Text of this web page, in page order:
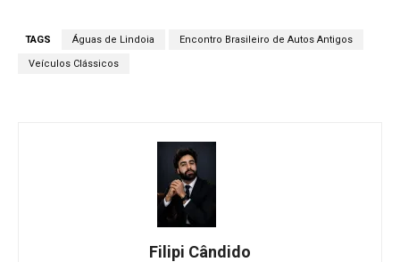
TAGS Águas de Lindoia Encontro Brasileiro de Autos Antigos
Veículos Clássicos
Filipi Cândido